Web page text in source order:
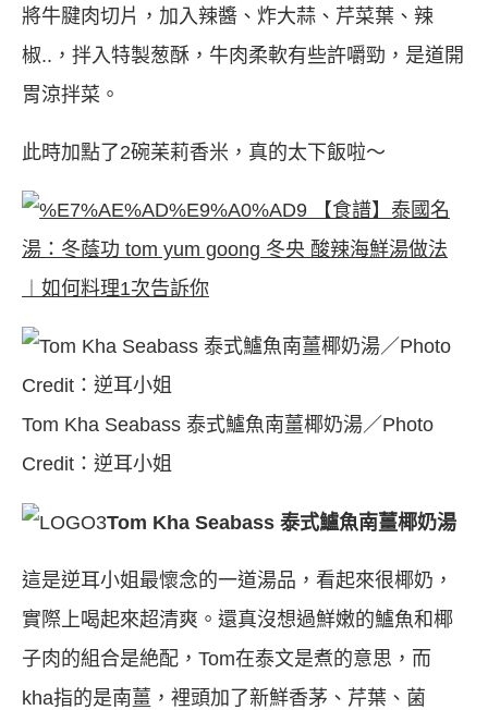
將牛腱肉切片，加入辣醬、炸大蒜、芹菜葉、辣
椒..，拌入特製葱酥，牛肉柔軟有些許嚼勁，是道開
胃涼拌菜。
此時加點了2碗苿莉香米，真的太下飯啦～
【食譜】泰國名
湯：冬蔭功 tom yum goong 冬央 酸辣海鮮湯做法
︱如何料理1次告訴你
Tom Kha Seabass 泰式鱸魚南薑椰奶湯／Photo
Credit：逆耳小姐
Tom Kha Seabass 泰式鱸魚南薑椰奶湯
這是逆耳小姐最懷念的一道湯品，看起來很椰奶，
實際上喝起來超清爽。還真沒想過鮮嫩的鱸魚和椰
子肉的組合是絶配，Tom在泰文是煮的意思，而
kha指的是南薑，裡頭加了新鮮香茅、芹葉、菌